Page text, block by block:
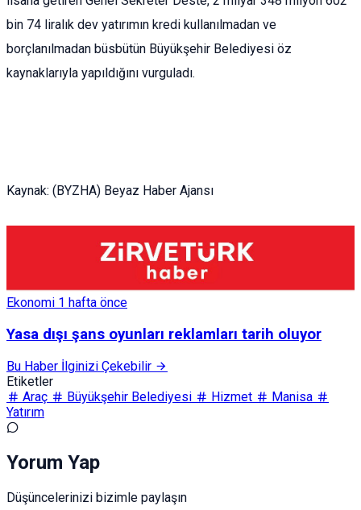
bin 74 liralık dev yatırımın kredi kullanılmadan ve
borçlanılmadan büsbütün Büyükşehir Belediyesi öz
kaynaklarıyla yapıldığını vurguladı.
Kaynak: (BYZHA) Beyaz Haber Ajansı
Ekonomi 1 hafta önce
Yasa dışı şans oyunları reklamları tarih oluyor
Bu Haber İlginizi Çekebilir
Etiketler
Araç
Büyükşehir Belediyesi Hizmet
Manisa
Yatırım
Yorum Yap
Düşüncelerinizi bizimle paylaşın